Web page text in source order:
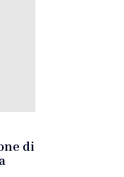
di